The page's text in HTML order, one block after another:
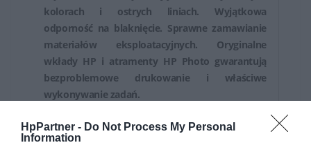
HpPartner - Do Not Process My Personal
Information
przez długi czas.
HP stawia na jakość i zabezpieczenia swoich
produktów. Tusze HP zostały opracowane w taki
sposób, aby chronić drukarki, minimalizując ryzyko
uszkodzeń mechanicznych i zapychania dysz.
Aby zapewnić optymalne działanie drukarki, zaleca się
kolorach i ostrych liniach. Wyjątkowa
odporność na blaknięcie. Sprawne zamawianie
materiałów eksploatacyjnych. Oryginalne
wkłady HP i atramenty HP Photo gwarantują
bezproblemowe drukowanie i właściwe
wykonywanie zadań.
Kluczowe cechy